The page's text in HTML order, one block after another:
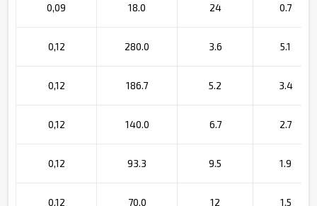
0,09 18.0 24 0.7
0,12 280.0 3.6 5.1
0,12 186.7 5.2 3.4
0,12 140.0 6.7 2.7
0,12 93.3 9.5 1.9
0,12 70.0 12 1.5